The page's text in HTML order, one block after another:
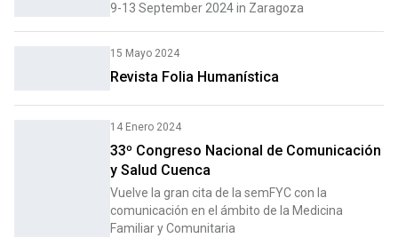
9-13 September 2024 in Zaragoza
15 Mayo 2024
Revista Folia Humanística
14 Enero 2024
33º Congreso Nacional de Comunicación
y Salud Cuenca
Vuelve la gran cita de la semFYC con la
comunicación en el ámbito de la Medicina
Familiar y Comunitaria